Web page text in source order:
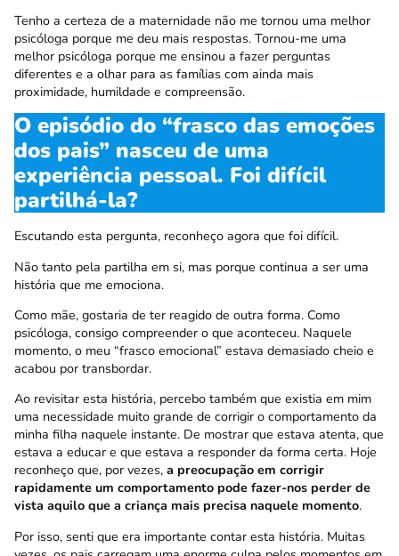
Tenho a certeza de a maternidade não me tornou uma melhor
psicóloga porque me deu mais respostas. Tornou-me uma
melhor psicóloga porque me ensinou a fazer perguntas
diferentes e a olhar para as famílias com ainda mais
proximidade, humildade e compreensão.
O episódio do “frasco das emoções
dos pais” nasceu de uma
experiência pessoal. Foi difícil
partilhá-la?
Escutando esta pergunta, reconheço agora que foi difícil.
Não tanto pela partilha em si, mas porque continua a ser uma
história que me emociona.
Como mãe, gostaria de ter reagido de outra forma. Como
psicóloga, consigo compreender o que aconteceu. Naquele
momento, o meu “frasco emocional” estava demasiado cheio e
acabou por transbordar.
Ao revisitar esta história, percebo também que existia em mim
uma necessidade muito grande de corrigir o comportamento da
minha filha naquele instante. De mostrar que estava atenta, que
estava a educar e que estava a responder da forma certa. Hoje
reconheço que, por vezes, a preocupação em corrigir
rapidamente um comportamento pode fazer-nos perder de
vista aquilo que a criança mais precisa naquele momento.
Por isso, senti que era importante contar esta história. Muitas